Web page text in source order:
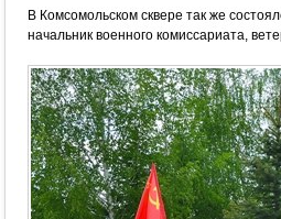
В Комсомольском сквере так же
начальник военного комиссариата,